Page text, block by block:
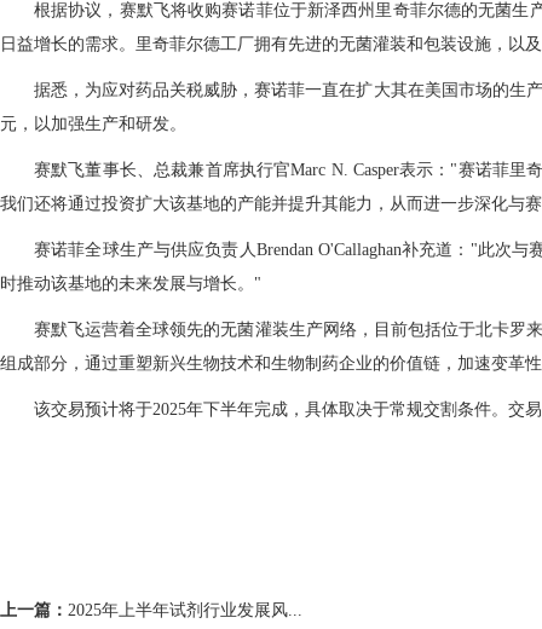
根据协议，赛默飞将收购赛诺菲位于新泽西州里奇菲尔德的无菌
日益增长的需求。里奇菲尔德工厂拥有先进的无菌灌装和包装设施，以
据悉，为应对药品关税威胁，赛诺菲一直在扩大其在美国市场的生
元，以加强生产和研发。
赛默飞董事长、总裁兼首席执行官Marc N. Casper表示："赛诺菲
我们还将通过投资扩大该基地的产能并提升其能力，从而进一步深化与
赛诺菲全球生产与供应负责人Brendan O'Callaghan补充道："此次
时推动该基地的未来发展与增长。"
赛默飞运营着全球领先的无菌灌装生产网络，目前包括位于北卡罗
组成部分，通过重塑新兴生物技术和生物制药企业的价值链，加速变革
该交易预计将于2025年下半年完成，具体取决于常规交割条件。
上一篇： 2025年上半年试剂行业发展风...